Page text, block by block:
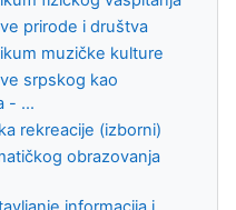
prirode i društva
muzičke kulture
srpskog kao
- ...
rekreacije (izborni)
obrazovanja